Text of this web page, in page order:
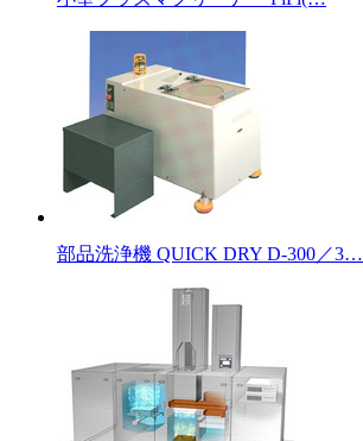
部品洗浄機 QUICK DRY D-300／3…